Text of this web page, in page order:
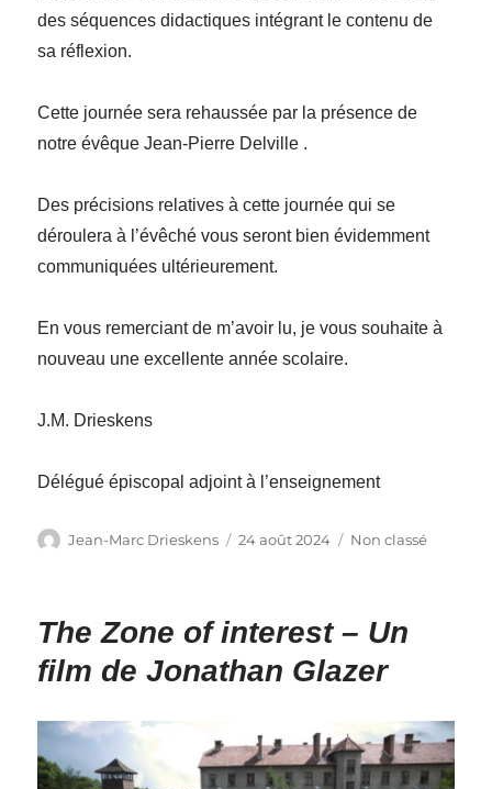
des séquences didactiques intégrant le contenu de
sa réflexion.
Cette journée sera rehaussée par la présence de
notre évêque Jean-Pierre Delville .
Des précisions relatives à cette journée qui se
déroulera à l’évêché vous seront bien évidemment
communiquées ultérieurement.
En vous remerciant de m’avoir lu, je vous souhaite à
nouveau une excellente année scolaire.
J.M. Drieskens
Délégué épiscopal adjoint à l’enseignement
Auteur
Jean-Marc Drieskens
Publié
24 août 2024 Catégories
Non classé
The Zone of interest – Un
film de Jonathan Glazer